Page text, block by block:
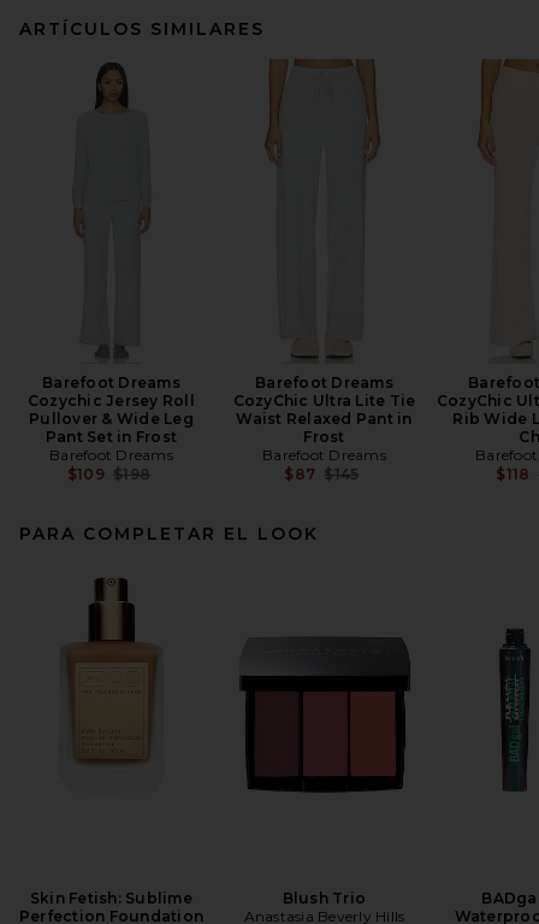
ARTÍCULOS SIMILARES
Barefoot Dreams
Cozychic Jersey Roll
Pullover & Wide Leg
Pant Set in Frost
Barefoot Dreams
$109 Previous price:
$198
Barefoot Dreams
CozyChic Ultra Lite Tie
Waist Relaxed Pant in
Frost
Barefoot Dreams
$87 Previous price:
$145
CozyChic
Rib Wide
$118
PARA COMPLETAR EL LOOK
Skin Fetish: Sublime
Perfection Foundation
Blush Trio
Anastasia Beverly Hills